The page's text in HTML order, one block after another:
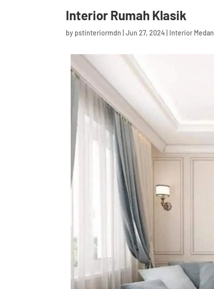
Interior Rumah Klasik
by pstinteriormdn |Jun 27, 2024 Interior Medan